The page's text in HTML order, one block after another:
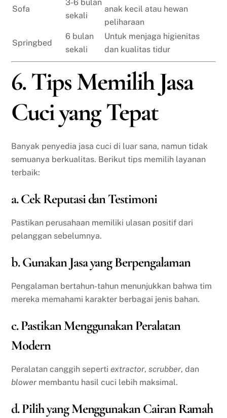
Sofa
3-6 bulan
sekali
anak kecil atau hewan
peliharaan
Springbed
6 bulan
sekali
Untuk menjaga higienitas
dan kualitas tidur
6. Tips Memilih Jasa
Cuci yang Tepat
Banyak penyedia jasa cuci di luar sana, namun tidak
semuanya berkualitas. Berikut tips memilih layanan
terbaik:
a. Cek Reputasi dan Testimoni
Pastikan perusahaan memiliki ulasan positif dari
pelanggan sebelumnya.
b. Gunakan Jasa yang Berpengalaman
Pengalaman bertahun-tahun menunjukkan bahwa tim
mereka memahami karakter berbagai jenis bahan.
c. Pastikan Menggunakan Peralatan
Modern
Peralatan canggih sepertiextractor,scrubber, dan
blower membantu hasil cuci lebih maksimal.
d. Pilih yang Menggunakan Cairan Ramah